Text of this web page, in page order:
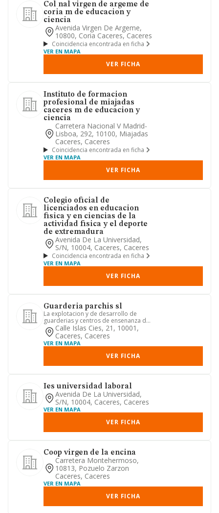
Col nal virgen de argeme de
coria m de educacion y
ciencia
Avenida Virgen De Argeme,
10800, Coria Caceres, Caceres
Coincidencia encontrada en ficha
VER EN MAPA
VER FICHA
Instituto de formacion
profesional de miajadas
caceres m de educacion y
ciencia
Carretera Nacional V Madrid-
Lisboa, 292, 10100, Miajadas
Caceres, Caceres
Coincidencia encontrada en ficha
VER EN MAPA
VER FICHA
Colegio oficial de
licenciados en educacion
fisica y en ciencias de la
actividad fisica y el deporte
de extremadura
Avenida De La Universidad,
S/n, 10004, Caceres, Caceres
Coincidencia encontrada en ficha
VER EN MAPA
VER FICHA
Guarderia parchis sl
La explotacion y de desarrollo de
guarderias y centros de ensenanza de
educacion infantil.
Calle Islas Cies, 21, 10001,
Caceres, Caceres
VER EN MAPA
VER FICHA
Ies universidad laboral
Avenida De La Universidad,
S/n, 10004, Caceres, Caceres
VER EN MAPA
VER FICHA
Coop virgen de la encina
Carretera Montehermoso,
10813, Pozuelo Zarzon
Caceres, Caceres
VER EN MAPA
VER FICHA